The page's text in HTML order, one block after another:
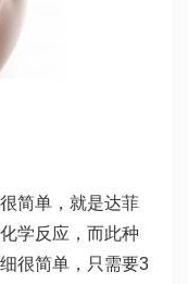
简单，就是达菲
学反应，而此种
很简单，只需要3